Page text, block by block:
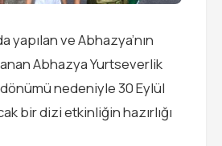
yapılan ve Abhazya’nın
Abhazya Yurtseverlik
nedeniyle 30 Eylül
bir dizi etkinliğin hazırlığı